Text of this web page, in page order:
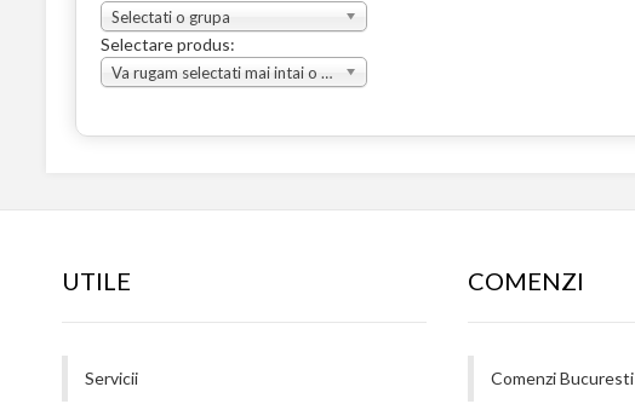
Selectati o grupa
Selectare produs:
Va rugam selectati mai intai o grupa
UTILE
Servicii
COMENZI
Comenzi Bucuresti